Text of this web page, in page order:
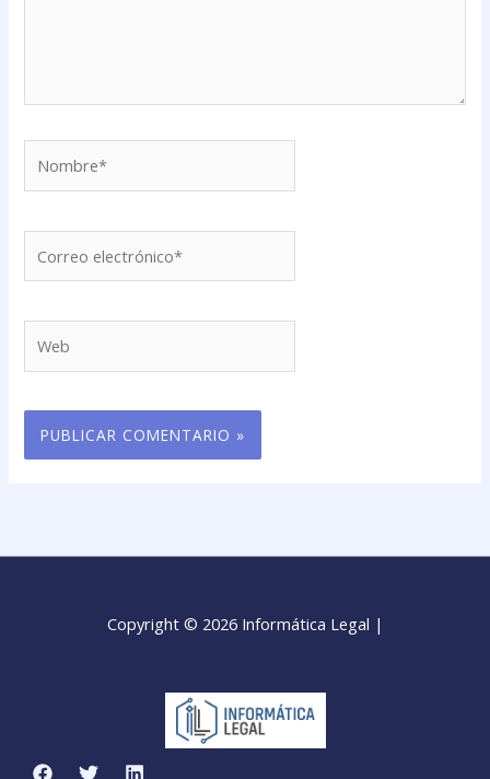
electrónico*
Copyright © 2026 Informática Legal |